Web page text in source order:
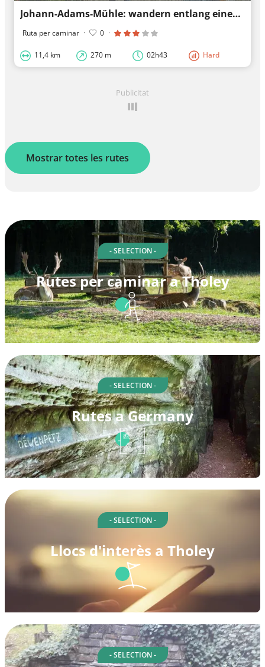
Johann-Adams-Mühle: wandern entlang eines Museums
Ruta per caminar · 0 ·
11,4 km 270 m 02h43 Hard
Publicitat
Mostrar totes les rutes
- SELECTION -
Rutes per caminar a Tholey
- SELECTION -
Rutes a Germany
- SELECTION -
Llocs d'interès a Tholey
- SELECTION -